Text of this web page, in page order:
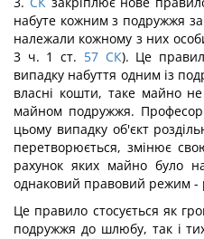
набуте кожним з подружжя
належали кожному з них
3 ч. 1 ст. 57 СК). Це
випадку набуття одним із
власні кошти, таке майно
майном подружжя.
цьому випадку об'єкт
перетворюється, змінює
рахунок яких майно було
однаковий правовий режим -
Це правило стосується як
подружжя до шлюбу, так і